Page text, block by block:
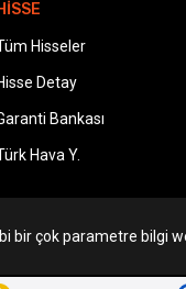
Hisseler
Detay
Bankası
Hava Y.
bir çok parametre bilgi